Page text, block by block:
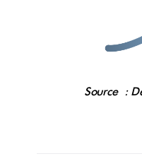
Source :